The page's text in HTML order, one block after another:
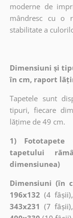
moderne de
mândresc cu o
stabilitate a
Dimensiuni și
în cm, raport
Tapetele sunt
tipuri, fiecare
lățime de 49 cm.
1) Fototapete
tapetului
dimensiunea)
Dimensiuni (în
196x132 (4 fâșii),
343x231 (7 fâșii),